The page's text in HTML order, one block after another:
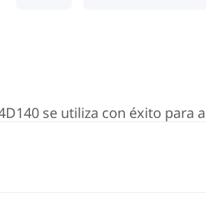
se utiliza con éxito